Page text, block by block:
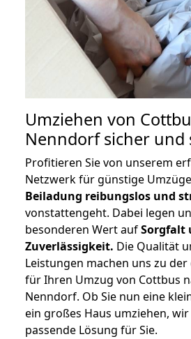
Umziehen von
Nenndorfsicher und
Profitieren Sie von unserem
Netzwerk für günstige
Beiladung reibungslos und
vonstattengeht. Dabei legen
besonderen Wert aufSorgfalt
Zuverlässigkeit. Die Qualität
Leistungen machen uns zu
für Ihren Umzug von Cottbus
Nenndorf. Ob Sie nun eine
ein großes Haus umziehen,
passende Lösung für Sie.